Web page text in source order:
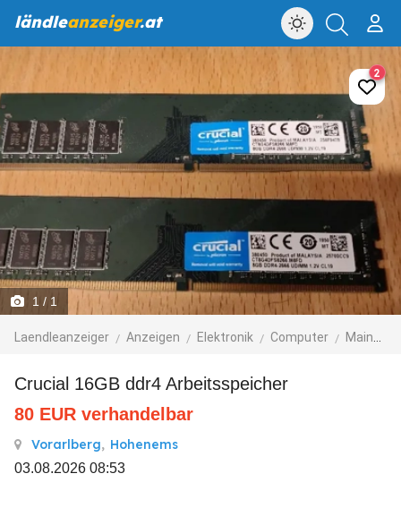
ländleanzeiger.at
1 / 1
Laendleanzeiger Anzeigen Elektronik Computer Mainboards, CPUs, Speicher
2
Crucial 16GB ddr4 Arbeitsspeicher
80 EUR verhandelbar
Vorarlberg, Hohenems
03.08.2026 08:53